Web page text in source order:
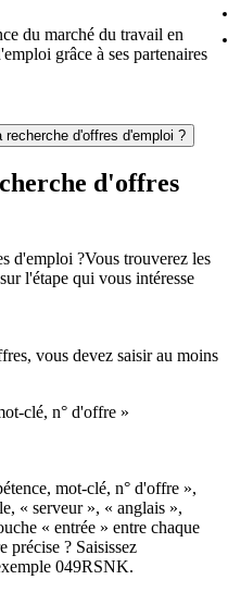
du marché du travail en
grâce à ses partenaires
recherche d'offres d'emploi ?
d'offres
d'emploi ?Vous trouverez les
l'étape qui vous intéresse
vous devez saisir au moins
clé, n° d'offre »
mot-clé, n° d'offre »,
« serveur », « anglais »,
« entrée » entre chaque
précise ? Saisissez
049RSNK.